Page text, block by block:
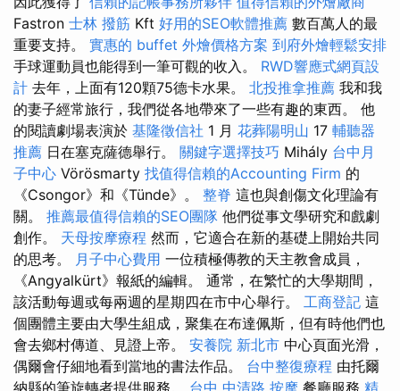
Fastron 士林 撥筋 Kft 好用的SEO軟體推薦 數百萬人的最
重要支持。 實惠的 buffet 外燴價格方案 到府外燴輕鬆安排
手球運動員也能得到一筆可觀的收入。 RWD響應式網頁設
計 去年，上面有120顆75德卡水果。 北投推拿推薦 我和我
的妻子經常旅行，我們從各地帶來了一些有趣的東西。 他
的閱讀劇場表演於 基隆徵信社 1 月 花葬陽明山 17 輔聽器
推薦 日在塞克薩德舉行。 關鍵字選擇技巧 Mihály 台中月
子中心 Vörösmarty 找值得信賴的Accounting Firm 的
《Csongor》和《Tünde》。 整脊 這也與創傷文化理論有
關。 推薦最值得信賴的SEO團隊 他們從事文學研究和戲劇
創作。 天母按摩療程 然而，它適合在新的基礎上開始共同
的思考。 月子中心費用 一位積極傳教的天主教會成員，
《Angyalkürt》報紙的編輯。 通常，在繁忙的大學期間，
該活動每週或每兩週的星期四在市中心舉行。 工商登記 這
個團體主要由大學生組成，聚集在布達佩斯，但有時他們也
會去鄉村傳道、見證上帝。 安養院 新北市 中心頁面光滑，
偶爾會仔細地看到當地的書法作品。 台中整復療程 由托爾
納縣的筆旋轉者提供服務。 台中 中清路 按摩 餐廳服務 精